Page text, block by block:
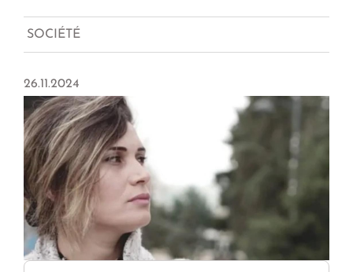
SOCIÉTÉ
26.11.2024